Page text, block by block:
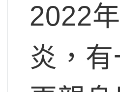
2022
炎，